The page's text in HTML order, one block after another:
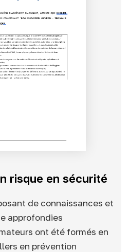
risque en sécurité
de connaissances et
approfondies
ont été formés en
en prévention